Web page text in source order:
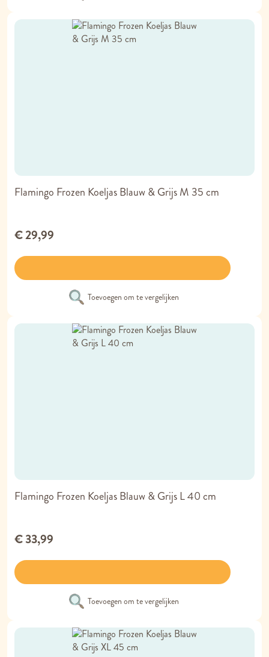
Flamingo Frozen Koeljas Blauw & Grijs M 35 cm
€ 29,99
Toevoegen om te vergelijken
Flamingo Frozen Koeljas Blauw & Grijs L 40 cm
€ 33,99
Toevoegen om te vergelijken